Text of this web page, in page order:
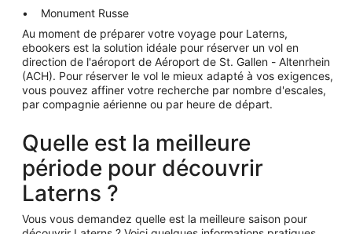
Monument Russe
Au moment de préparer votre voyage pour Laterns,
ebookers est la solution idéale pour réserver un vol en
direction de l'aéroport de Aéroport de St. Gallen - Altenrhein
(ACH). Pour réserver le vol le mieux adapté à vos exigences,
vous pouvez affiner votre recherche par nombre d'escales,
par compagnie aérienne ou par heure de départ.
Quelle est la meilleure
période pour découvrir
Laterns ?
Vous vous demandez quelle est la meilleure saison pour